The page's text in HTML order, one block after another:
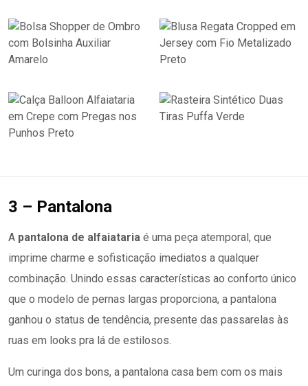
3 – Pantalona
A pantalona de alfaiataria é uma peça atemporal, que
imprime charme e sofisticação imediatos a qualquer
combinação. Unindo essas características ao conforto único
que o modelo de pernas largas proporciona, a pantalona
ganhou o status de tendência, presente das passarelas às
ruas em looks pra lá de estilosos.
Um curinga dos bons, a pantalona casa bem com os mais